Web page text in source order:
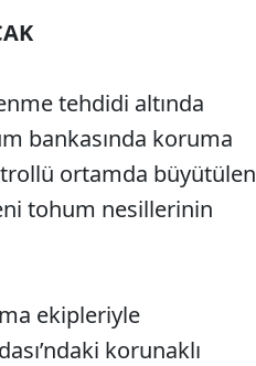
tehdidi altında
bankasında koruma
ortamda büyütülen
tohum nesillerinin
ekipleriyle
korunaklı